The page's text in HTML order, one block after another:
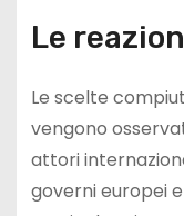
Le
Le scelte
vengono
attori
governi europei